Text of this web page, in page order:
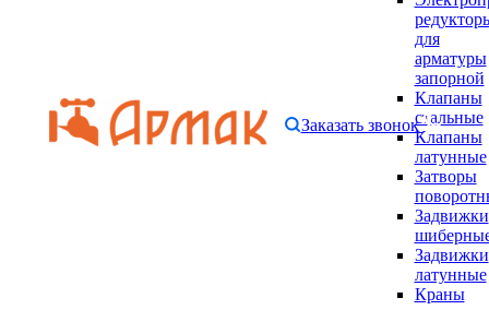
для
арматуры
запорной
Клапаны
стальные
Клапаны
латунные
Затворы
Задвижки
Задвижки
латунные
Краны
Заказать звонок